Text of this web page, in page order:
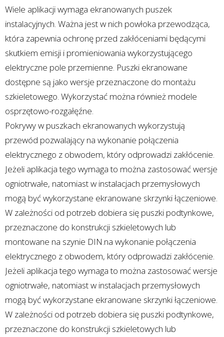
Wiele aplikacji wymaga ekranowanych puszek
instalacyjnych. Ważna jest w nich powłoka przewodząca,
która zapewnia ochronę przed zakłóceniami będącymi
skutkiem emisji i promieniowania wykorzystującego
elektryczne pole przemienne. Puszki ekranowane
dostępne są jako wersje przeznaczone do montażu
szkieletowego. Wykorzystać można również modele
osprzętowo-rozgałęźne.
Pokrywy w puszkach ekranowanych wykorzystują
przewód pozwalający na wykonanie połączenia
elektrycznego z obwodem, który odprowadzi zakłócenie.
Jeżeli aplikacja tego wymaga to można zastosować wersje
ogniotrwałe, natomiast w instalacjach przemysłowych
mogą być wykorzystane ekranowane skrzynki łączeniowe.
W zależności od potrzeb dobiera się puszki podtynkowe,
przeznaczone do konstrukcji szkieletowych lub
montowane na szynie DIN.na wykonanie połączenia
elektrycznego z obwodem, który odprowadzi zakłócenie.
Jeżeli aplikacja tego wymaga to można zastosować wersje
ogniotrwałe, natomiast w instalacjach przemysłowych
mogą być wykorzystane ekranowane skrzynki łączeniowe.
W zależności od potrzeb dobiera się puszki podtynkowe,
przeznaczone do konstrukcji szkieletowych lub